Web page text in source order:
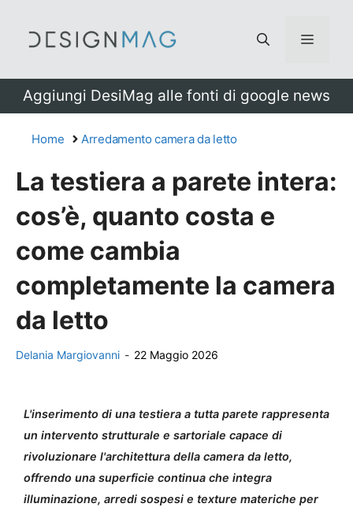
Menu
Aggiungi DesiMag alle fonti di google news
Home Arredamento camera da letto
La testiera a parete intera:
cos’è, quanto costa e
come cambia
completamente la camera
da letto
Delania Margiovanni - 22 Maggio 2026
L'inserimento di una testiera a tutta parete rappresenta
un intervento strutturale e sartoriale capace di
rivoluzionare l'architettura della camera da letto,
offrendo una superficie continua che integra
illuminazione, arredi sospesi e texture materiche per